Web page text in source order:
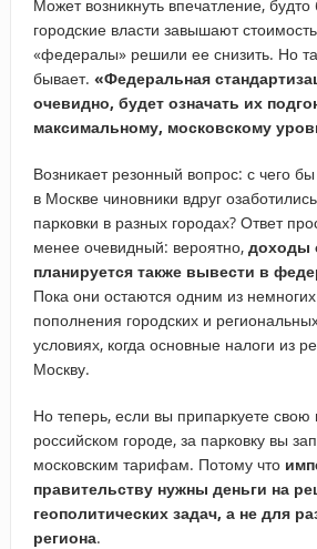
Может возникнуть впечатление,
городские власти завышают
«федералы» решили ее снизить. Но
бывает. «Федеральная
очевидно, будет означать их
максимальному, московскому
Возникает резонный вопрос: с чего
в Москве чиновники вдруг
парковки в разных городах? Ответ
менее очевидный: вероятно, доходы
планируется также вывести в
Пока они остаются одним из немногих
пополнения городских и
условиях, когда основные налоги из
Москву.
Но теперь, если вы припаркуете
российском городе, за парковку вы
московским тарифам. Потому что
правительству нужны деньги на
геополитических задач, а не для
региона.